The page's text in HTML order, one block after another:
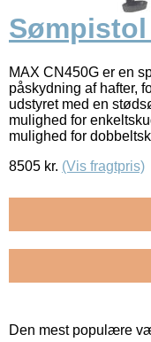
Sømpistol
MAX CN450G er en
påskydning af hafter,
udstyret med en
mulighed for
mulighed for
8505 kr. (Vis fragtpris)
Den mest populære